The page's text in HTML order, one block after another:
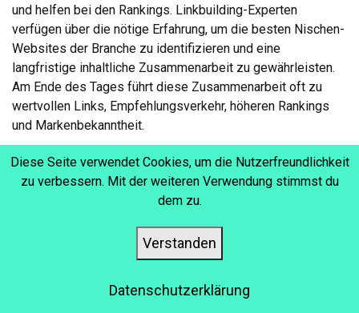
und helfen bei den Rankings. Linkbuilding-Experten
verfügen über die nötige Erfahrung, um die besten Nischen-
Websites der Branche zu identifizieren und eine
langfristige inhaltliche Zusammenarbeit zu gewährleisten.
Am Ende des Tages führt diese Zusammenarbeit oft zu
wertvollen Links, Empfehlungsverkehr, höheren Rankings
und Markenbekanntheit.
3. UNTERSTÜTZUNG DER
statt Quantität bei der Suchmaschinenoptimierung ist.
Diese Seite verwendet Cookies, um die Nutzerfreundlichkeit
zu verbessern. Mit der weiteren Verwendung stimmst du
dem zu.
Verstanden
Datenschutzerklärung